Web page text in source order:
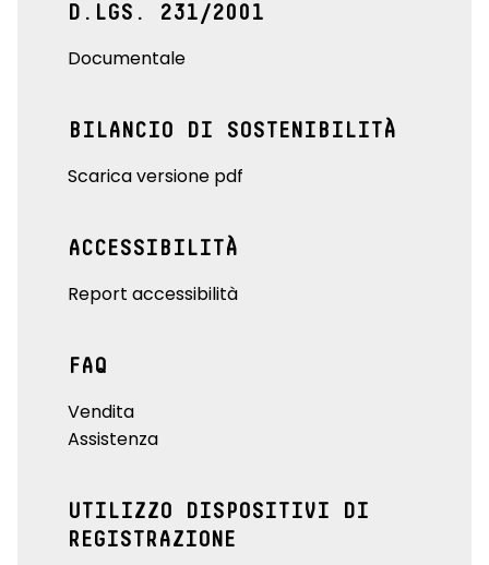
D.LGS. 231/2001
Documentale
BILANCIO DI SOSTENIBILITÀ
Scarica versione pdf
ACCESSIBILITÀ
Report accessibilità
FAQ
Vendita
Assistenza
UTILIZZO DISPOSITIVI DI
REGISTRAZIONE